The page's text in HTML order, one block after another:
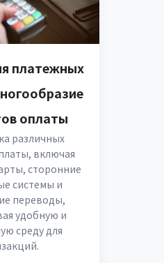
платежных
оплаты
различных
включая
сторонние
системы и
переводы,
удобную и
среду для